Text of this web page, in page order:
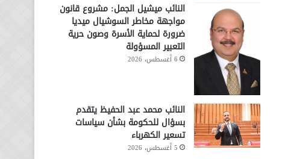
النائب ميشيل الجمل: مشروع قانون
مواجهة مخاطر السوشيال ميديا
ضرورة لحماية الأسرة وصون حرية
التعبير المسؤولة
6 أغسطس، 2026
النائب محمد عبد الحفيظ يتقدم
بسؤال للحكومة بشأن سياسات
تسعير الكهرباء
5 أغسطس، 2026